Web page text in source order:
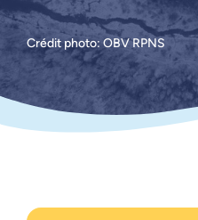
Crédit photo: OBV RPNS